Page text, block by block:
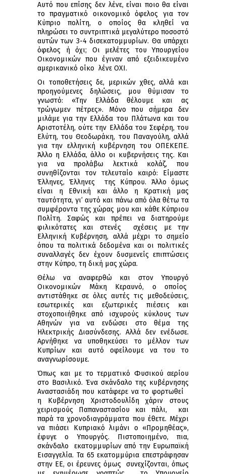
Αυτό που επίσης δεν λένε, είναι ποιο θα είναι
το πραγματικό οικονομικό όφελος για τον
Κύπριο πολίτη, ο οποίος θα κληθεί να
πληρώσει το συντριπτικά μεγαλύτερο ποσοστό
αυτών των 3-4 δισεκατομμυρίων. Θα υπάρχει
όφελος ή όχι; Οι μελέτες του Υπουργείου
Οικονομικών που έγιναν από εξειδικευμένο
αμερικανικό οίκο λένε ΟΧΙ.
Οι τοποθετήσεις δε, μερικών χθες, αλλά και
προηγούμενες δηλώσεις, μου θύμισαν το
γνωστό: «Την Ελλάδα θέλουμε και ας
τρώγωμεν πέτρες». Μόνο που σήμερα δεν
μιλάμε για την Ελλάδα του Πλάτωνα και του
Αριστοτέλη, ούτε την Ελλάδα του Σεφέρη, του
Ελύτη, του Θεοδωράκη, του Παναγούλη, αλλά
για την ελληνική κυβέρνηση του ΟΠΕΚΕΠΕ.
Άλλο η Ελλάδα, άλλο οι κυβερνήσεις της. Και
για να προλάβω λεκτικά κολάζ, που
συνηθίζονται τον τελευταίο καιρό: Είμαστε
Έλληνες, Έλληνες της Κύπρου. Άλλο όμως
είναι η Εθνική και άλλο η Κρατική μας
ταυτότητα, γι’ αυτό και πάνω από όλα θέτω τα
συμφέροντα της χώρας μου και κάθε Κύπριου
Πολίτη. Σαφώς και πρέπει να διατηρούμε
φιλικότατες και στενές σχέσεις με την
Ελληνική Κυβέρνηση, αλλά μέχρι το σημείο
όπου τα πολιτικά δεδομένα και οι πολιτικές
συναλλαγές δεν έχουν δυσμενείς επιπτώσεις
στην Κύπρο, τη δική μας χώρα.
Θέλω να αναφερθώ και στον Υπουργό
Οικονομικών Μάκη Κεραυνό, ο οποίος
αντιστάθηκε σε όλες αυτές τις μεθοδεύσεις,
εσωτερικές και εξωτερικές πιέσεις και
στοχοποιήθηκε από ισχυρούς κύκλους των
Αθηνών για να ενδώσει στο θέμα της
Ηλεκτρικής Διασύνδεσης. Αλλά δεν ενέδωσε.
Αρνήθηκε να υποθηκεύσει το μέλλον των
Κυπρίων και αυτό οφείλουμε να του το
αναγνωρίσουμε.
Όπως και με το τερματικό Φυσικού αερίου
στο Βασιλικό. Ένα σκάνδαλο της κυβέρνησης
Αναστασιάδη που κατάφερε να το φορτωθεί
η Κυβέρνηση Χριστοδουλίδη χάριν στους
χειρισμούς Παπαναστασίου και πάλι, και
παρά τα χρονοδιαγράμματα που έθετε. Μέχρι
να πιάσει Κυπριακό λιμάνι ο «Προμηθέας»,
έφυγε ο Υπουργός. Πιστοποιημένο, πια,
σκάνδαλο εκατομμυρίων από την Ευρωπαϊκή
Εισαγγελία. Τα 65 εκατομμύρια επεστράφησαν
στην ΕΕ, οι έρευνες όμως συνεχίζονται, όπως